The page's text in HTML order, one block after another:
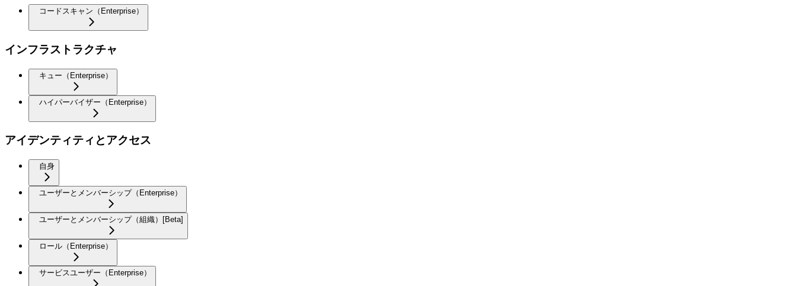
コードスキャン（Enterprise）
インフラストラクチャ
キュー（Enterprise）
ハイパーバイザー（Enterprise）
アイデンティティとアクセス
自身
ユーザーとメンバーシップ（Enterprise）
ユーザーとメンバーシップ（組織）[Beta]
ロール（Enterprise）
サービスユーザー（Enterprise）